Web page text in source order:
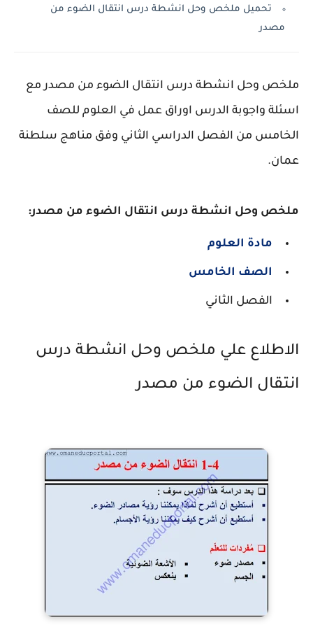
تحميل ملخص وحل انشطة درس انتقال الضوء من
مصدر
ملخص وحل انشطة درس انتقال الضوء من مصدر مع
اسئلة واجوبة الدرس اوراق عمل في العلوم للصف
الخامس من الفصل الدراسي الثاني وفق مناهج سلطنة
عمان.
ملخص وحل انشطة درس انتقال الضوء من مصدر:
مادة العلوم
الصف الخامس
الفصل الثاني
الاطلاع علي ملخص وحل انشطة درس
انتقال الضوء من مصدر